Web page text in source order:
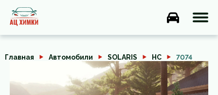
Главная Автомобили SOLARIS HC 7074